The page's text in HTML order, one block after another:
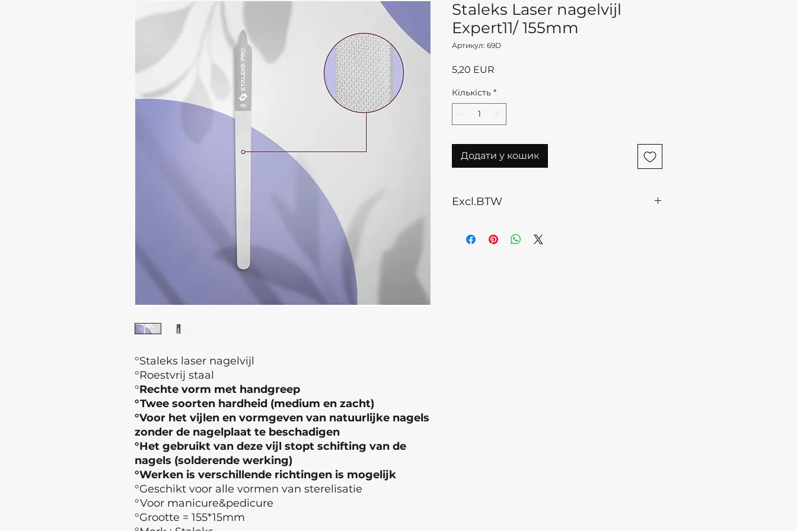
°Staleks laser nagelvijl
°Roestvrij staal
°Rechte vorm met handgreep
°Twee soorten hardheid (medium en zacht)
°Voor het vijlen en vormgeven van natuurlijke nagels
zonder de nagelplaat te beschadigen
°Het gebruikt van deze vijl stopt schifting van de
nagels (solderende werking)
°Werken is verschillende richtingen is mogelijk
°Geschikt voor alle vormen van sterelisatie
°Voor manicure&pedicure
°Grootte = 155*15mm
Staleks Laser nagelvijl
Expert11/ 155mm
Артикул: 69D
5,20 EUR
Кількість *
Додати у кошик
Excl.BTW